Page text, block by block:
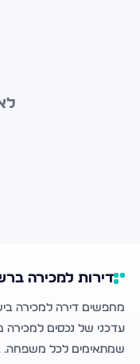
דירות למכירה
מחפשים דירה למכירה
עדכני של נכסים למכירה
שמתאימים לכל משפחה.